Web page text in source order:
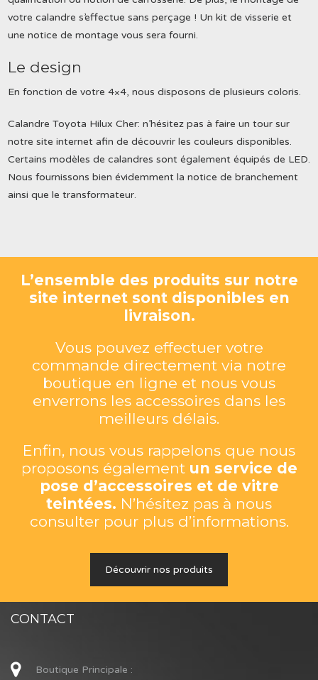
votre calandre s’effectue sans perçage ! Un kit de visserie et
une notice de montage vous sera fourni.
Le design
En fonction de votre 4×4, nous disposons de plusieurs coloris.
Calandre Toyota Hilux Cher: n’hésitez pas à faire un tour sur
notre site internet afin de découvrir les couleurs disponibles.
Certains modèles de calandres sont également équipés de LED.
Nous fournissons bien évidemment la notice de branchement
ainsi que le transformateur.
L’ensemble des produits sur notre
site internet sont disponibles en
livraison.
Vous pouvez effectuer votre
commande directement via notre
boutique en ligne et nous vous
enverrons les accessoires dans les
meilleurs délais.
Enfin, nous vous rappelons que nous
proposons également un service de
pose d’accessoires et de vitre
teintées. N’hésitez pas à nous
consulter pour plus d’informations.
Découvrir nos produits
CONTACT
Boutique Principale :